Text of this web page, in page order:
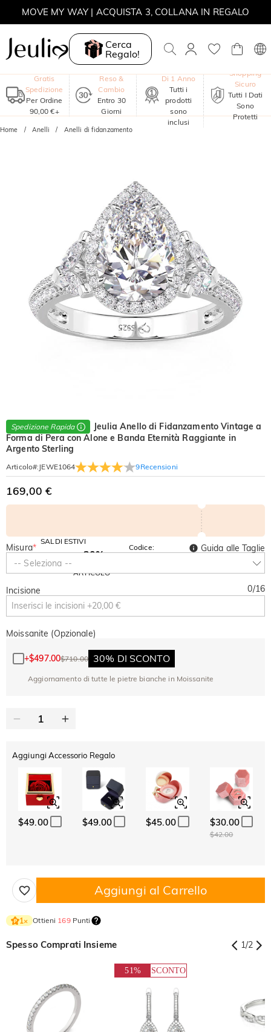
MOVE MY WAY | ACQUISTA 3, COLLANA IN REGALO
Cerca
Regalo!
Gratis
Spedizione
Per Ordine
90,00 €+
Reso &
Cambio
Entro 30
Giorni
Di 1 Anno
Tutti i
prodotti
sono
inclusi
Shopping
Sicuro
Tutti I Dati
Sono
Protetti
Home Anelli Anelli di fidanzamento
Spedizione Rapida
Jeulia Anello di Fidanzamento Vintage a
Forma di Pera con Alone e Banda Eternità Raggiante in
Argento Sterling
Articolo#: JEWE1064 9Recensioni
169,00 €
SALDI ESTIVI
-10%
SU TUTTO
-30%
ARTICOLO
Codice:
SUMMER
Misura*
-- Seleziona --
Guida alle Taglie
Incisione 0/16
Moissanite (Opzionale)
+$497.00$710.00 30% DI SCONTO
Aggiornamento di tutte le pietre bianche in Moissanite
Aggiungi Accessorio Regalo
$49.00 $49.00 $45.00 $30.00
$42.00
Aggiungi al Carrello
1× Ottieni 169Punti
Spesso Comprati Insieme 1/2
51% SCONTO